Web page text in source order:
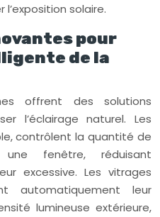
solaire.
pour
de la
offrent des solutions
l’éclairage naturel. Les
contrôlent la quantité de
fenêtre, réduisant
excessive. Les vitrages
automatiquement leur
lumineuse extérieure,